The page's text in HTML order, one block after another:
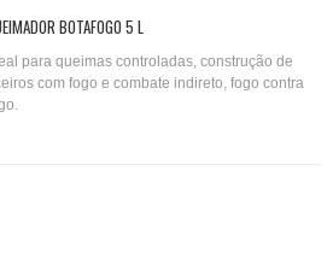
BOTAFOGO 5 L
para queimas controladas, construção de
com fogo e combate indireto, fogo contra